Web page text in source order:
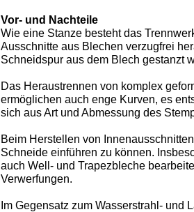
Vor- und Nachteile
Wie eine Stanze besteht das
Ausschnitte aus Blechen verzugfrei
Schneidspur aus dem Blech gestanzt
Das Heraustrennen von komplex
ermöglichen auch enge Kurven, es
sich aus Art und Abmessung des
Beim Herstellen von
Schneide einführen zu können.
auch Well- und Trapezbleche
Verwerfungen.
Im Gegensatz zum Wasserstrahl-